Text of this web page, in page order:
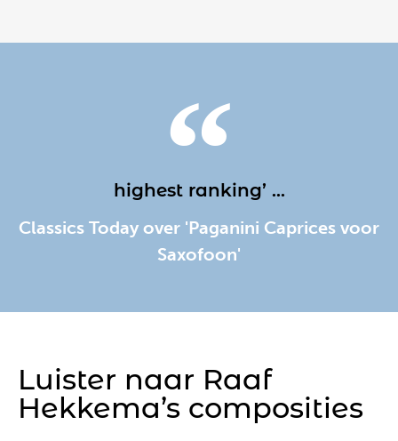
highest ranking’ ...
Classics Today over 'Paganini Caprices voor
Saxofoon'
Luister naar Raaf
Hekkema’s composities